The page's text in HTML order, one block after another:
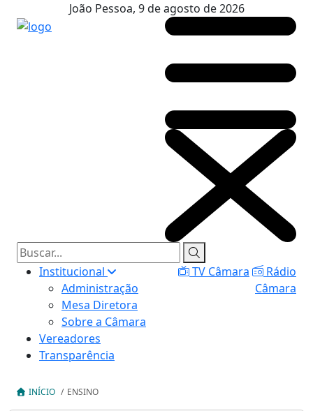
João Pessoa, 9 de agosto de 2026
Institucional
Administração
Mesa Diretora
Sobre a Câmara
Vereadores
Transparência
TV Câmara
Rádio
Câmara
INÍCIO / ENSINO